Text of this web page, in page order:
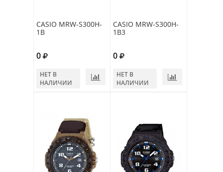
CASIO MRW-S300H-
1B
0
НЕТ В
НАЛИЧИИ
CASIO MRW-S300H-
1B3
0
НЕТ В
НАЛИЧИИ